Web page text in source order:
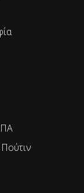
Πούτιν